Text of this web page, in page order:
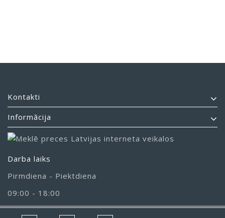
Kontakti
Informācija
Darba laiks
Pirmdiena - Piektdiena
09:00 - 18:00